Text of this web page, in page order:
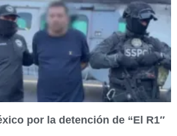
por la detención de “El R1″